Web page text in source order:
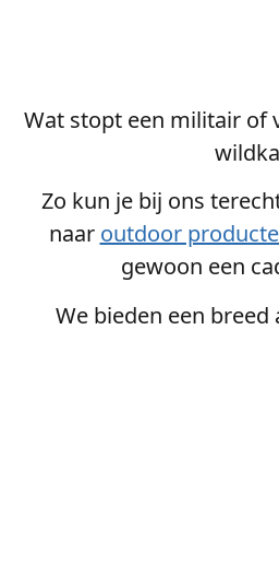
Wat stopt een militair of
Zo kun je bij ons
naar outdoor
gewoon een
We bieden een